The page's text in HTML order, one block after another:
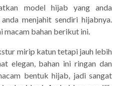
model hijab yang anda
menjahit sendiri hijabnya.
macam bahan berikut ini.
mirip katun tetapi jauh lebih
elegan, bahan ini ringan dan
bentuk hijab, jadi sangat